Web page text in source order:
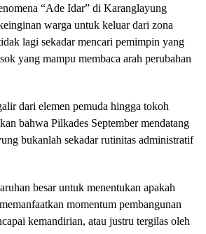
“Ade Idar” di Karanglayung
warga untuk keluar dari zona
lagi sekadar mencari pemimpin yang
yang mampu membaca arah perubahan
dari elemen pemuda hingga tokoh
bahwa Pilkades September mendatang
bukanlah sekadar rutinitas administratif
besar untuk menentukan apakah
momentum pembangunan
kemandirian, atau justru tergilas oleh